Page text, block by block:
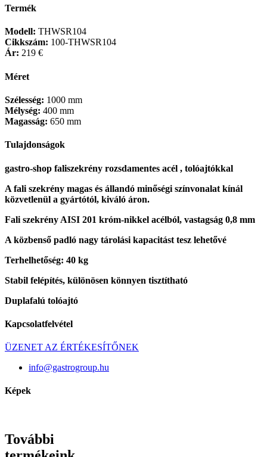
Termék
Modell: THWSR104
Cikkszám: 100-THWSR104
Ár: 219 €
Méret
Szélesség: 1000 mm
Mélység: 400 mm
Magasság: 650 mm
Tulajdonságok
gastro-shop faliszekrény rozsdamentes acél , tolóajtókkal
A fali szekrény magas és állandó minőségi színvonalat kínál
közvetlenül a gyártótól, kiváló áron.
Fali szekrény AISI 201 króm-nikkel acélból, vastagság 0,8 mm
A közbenső padló nagy tárolási kapacitást tesz lehetővé
Terhelhetőség: 40 kg
Stabil felépítés, különösen könnyen tisztítható
Duplafalú tolóajtó
Kapcsolatfelvétel
ÜZENET AZ ÉRTÉKESÍTŐNEK
info@gastrogroup.hu
Képek
További